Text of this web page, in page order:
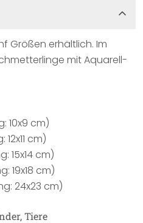
Größen erhältlich. Im
mit Aquarell-
10x9 cm)
cm)
15x14 cm)
19x18 cm)
24x23 cm)
Tiere